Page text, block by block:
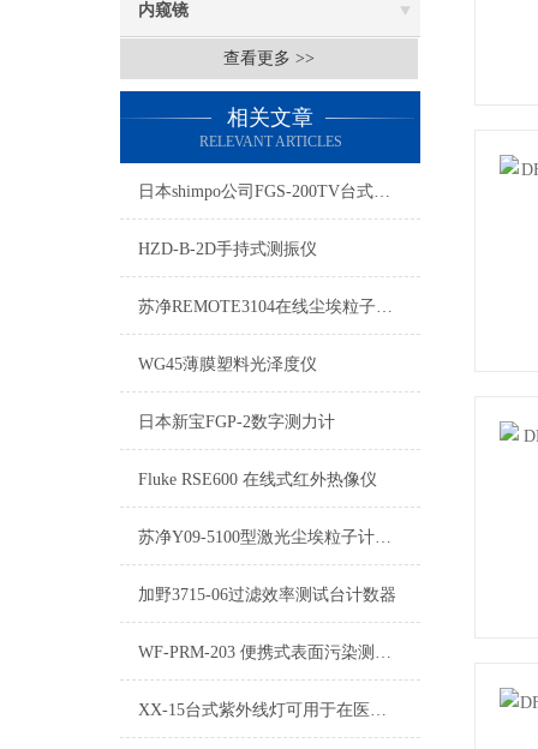
内窥镜
查看更多 >>
相关文章
RELEVANT ARTICLES
日本shimpo公司FGS-200TV台式试验机
HZD-B-2D手持式测振仪
苏净REMOTE3104在线尘埃粒子计数
WG45薄膜塑料光泽度仪
日本新宝FGP-2数字测力计
Fluke RSE600 在线式红外热像仪
苏净Y09-5100型激光尘埃粒子计数器
加野3715-06过滤效率测试台计数器
WF-PRM-203 便携式表面污染测量仪用来检测实验室的工作台面
XX-15台式紫外线灯可用于在医院、消毒和卫生应用实验室